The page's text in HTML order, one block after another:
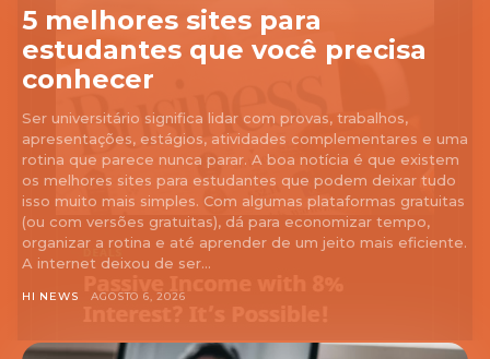
5 melhores sites para
estudantes que você precisa
conhecer
Ser universitário significa lidar com provas, trabalhos,
apresentações, estágios, atividades complementares e uma
rotina que parece nunca parar. A boa notícia é que existem
os melhores sites para estudantes que podem deixar tudo
isso muito mais simples. Com algumas plataformas gratuitas
(ou com versões gratuitas), dá para economizar tempo,
organizar a rotina e até aprender de um jeito mais eficiente.
A internet deixou de ser...
HI NEWS AGOSTO 6, 2026